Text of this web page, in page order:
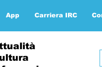
App Carriera IRC